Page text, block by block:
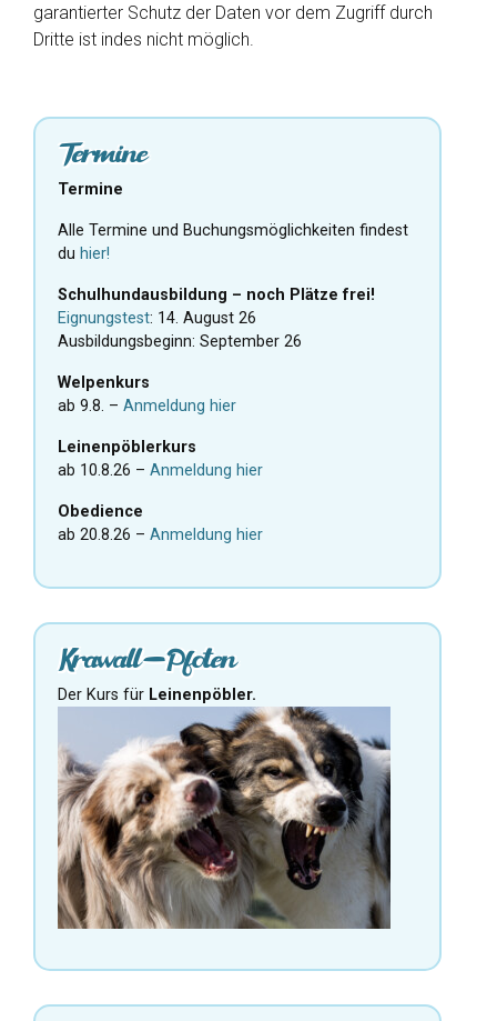
garantierter Schutz der Daten vor dem Zugriff durch
Dritte ist indes nicht möglich.
Termine
Termine
Alle Termine und Buchungsmöglichkeiten findest
du hier!
Schulhundausbildung – noch Plätze frei!
Eignungstest: 14. August 26
Ausbildungsbeginn: September 26
Welpenkurs
ab 9.8. – Anmeldung hier
Leinenpöblerkurs
ab 10.8.26 – Anmeldung hier
Obedience
ab 20.8.26 – Anmeldung hier
Krawall-Pfoten
Der Kurs für Leinenpöbler.